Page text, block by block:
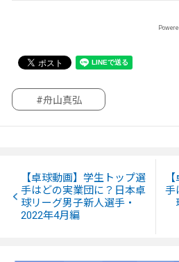
#舟山真弘
【卓球動画】学生トップ選
手はどの実業団に？日本卓
球リーグ男子新人選手・
2022年4月編
手